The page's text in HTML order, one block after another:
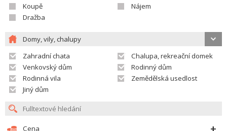
Koupě
Nájem
Dražba
Domy, vily, chalupy
Zahradní chata
Chalupa, rekreační domek
Venkovský dům
Rodinný dům
Rodinná vila
Zemědělská usedlost
Jiný dům
Cena